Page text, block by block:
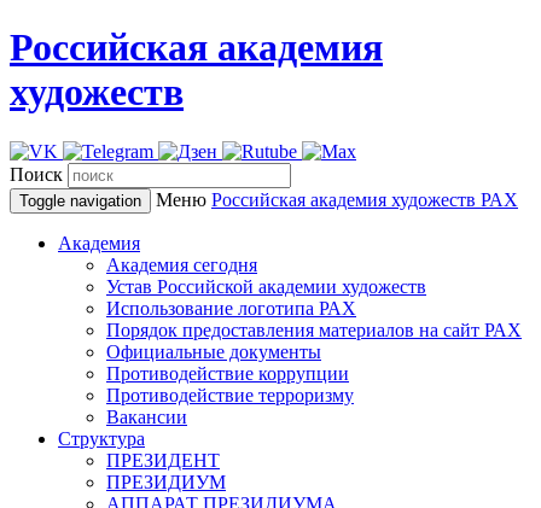
Российская академия
художеств
Поиск
Toggle navigation Меню Российская академия художеств РАХ
Академия
Академия сегодня
Устав Российской академии художеств
Использование логотипа РАХ
Порядок предоставления материалов на сайт РАХ
Официальные документы
Противодействие коррупции
Противодействие терроризму
Вакансии
Структура
ПРЕЗИДЕНТ
ПРЕЗИДИУМ
АППАРАТ ПРЕЗИДИУМА